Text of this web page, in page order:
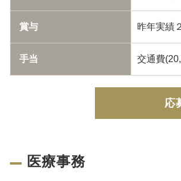
賞与 昨年実績
手当 交通費
応
医療事務